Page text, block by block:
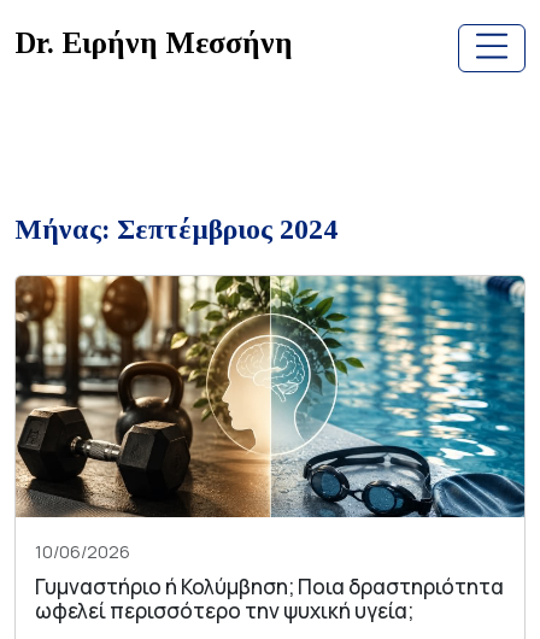
toDr. Ειρήνη Μεσσήνη
Μήνας: Σεπτέμβριος 2024
10/06/2026
Γυμναστήριο ή Κολύμβηση; Ποια δραστηριότητα
ωφελεί περισσότερο την ψυχική υγεία;